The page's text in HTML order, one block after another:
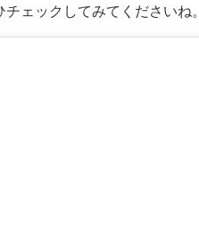
ェックしてみてくださいね。